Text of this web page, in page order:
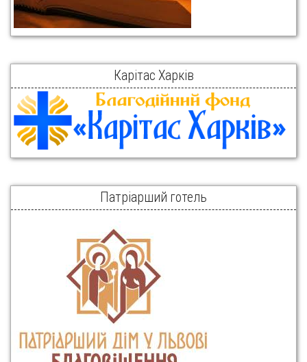
Карітас Харків
Патріарший готель